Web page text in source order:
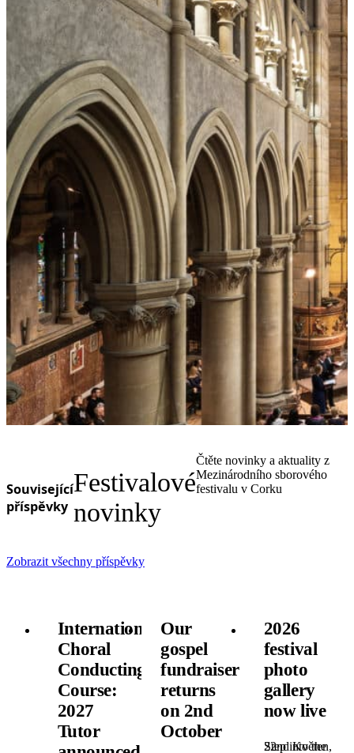
Související
příspěvky
Festivalové
novinky
Čtěte novinky a aktuality z
Mezinárodního sborového
festivalu v Corku
Zobrazit všechny příspěvky
International
Choral
Conducting
Course:
2027
Tutor
Our
gospel
fundraiser
returns
on 2nd
October
2026
festival
photo
gallery
now live
22nd Květen,
Step into the